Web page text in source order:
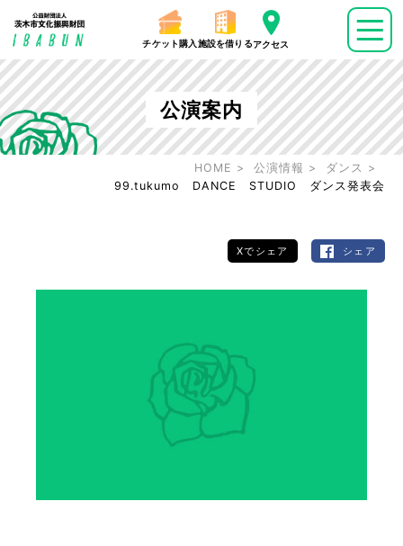
チケット購入 施設を借りるアクセス
公演案内
HOME 公演情報
ダンス
99.tukumo DANCE STUDIO ダンス発表会
Xでシェア シェア